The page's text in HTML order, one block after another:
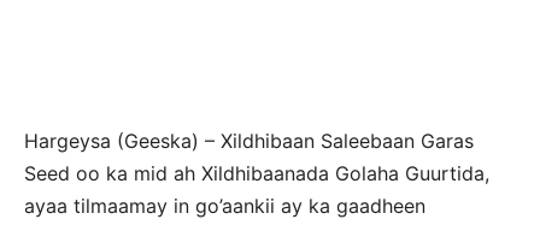
Hargeysa (Geeska) – Xildhibaan Saleebaan Garas
Seed oo ka mid ah Xildhibaanada Golaha Guurtida,
ayaa tilmaamay in go’aankii ay ka gaadheen